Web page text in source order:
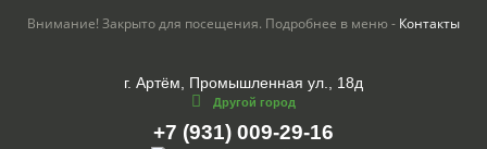
Внимание! Закрыто для посещения. Подробнее в меню - Контакты
г. Артём, Промышленная ул., 18д
Другой город
+7 (931) 009-29-16